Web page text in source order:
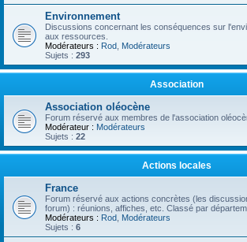
Environnement
Discussions concernant les conséquences sur
aux ressources.
Modérateurs : Rod Modérateurs
Sujets : 293
Association
Association oléocène
Forum réservé aux membres de l'association
Modérateur : Modérateurs
Sujets : 22
Actions locales
France
Forum réservé aux actions concrètes (les
forum) : réunions, affiches, etc. Classé par
Modérateurs : Rod Modérateurs
Sujets : 6